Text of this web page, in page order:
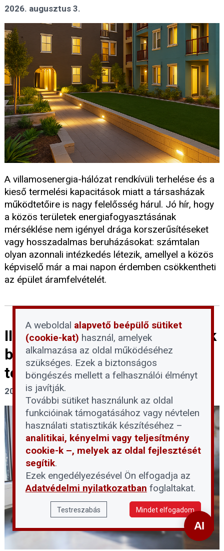
2026. augusztus 3.
A villamosenergia-hálózat rendkívüli terhelése és a
kieső termelési kapacitások miatt a társasházak
működtetőire is nagy felelősség hárul. Jó hír, hogy
a közös területek energiafogyasztásának
mérséklése nem igényel drága korszerűsítéseket
vagy hosszadalmas beruházásokat: számtalan
olyan azonnali intézkedés létezik, amellyel a közös
képviselő már a mai napon érdemben csökkentheti
az épület áramfelvételét.
III. fokú vízkorlátozást vezettek
be a DMRV területének 14
településén
2026. július 31.
A weboldal alapvető beépülő sütiket
(cookie-kat) használ, amelyek
alkalmazása az oldal működéséhez
szükséges. Ezek a biztonságos
böngészés mellett a felhasználói élményt
is javítják.
További sütiket használunk az oldal
funkcióinak támogatásához vagy névtelen
használati statisztikák készítéséhez –
analitikai, kényelmi vagy teljesítmény
cookie-k –, melyek az oldal fejlesztését
segítik.
Ezek engedélyezésével Ön elfogadja az
Adatvédelmi nyilatkozatban foglaltakat.
Testreszabás Mindet elfogadom